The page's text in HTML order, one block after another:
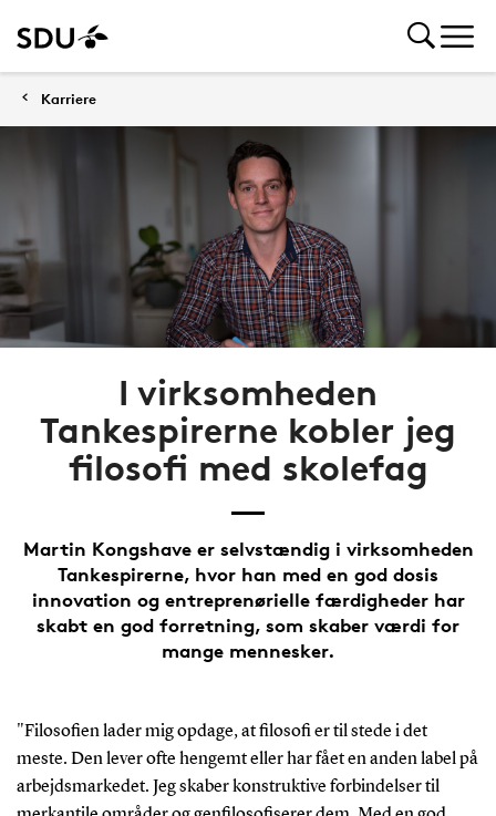
Karriere
I virksomheden
Tankespirerne kobler jeg
filosofi med skolefag
Martin Kongshave er selvstændig i virksomheden
Tankespirerne, hvor han med en god dosis
innovation og entreprenørielle færdigheder har
skabt en god forretning, som skaber værdi for
mange mennesker.
"Filosofien lader mig opdage, at filosofi er til stede i det
meste. Den lever ofte hengemt eller har fået en anden label på
arbejdsmarkedet. Jeg skaber konstruktive forbindelser til